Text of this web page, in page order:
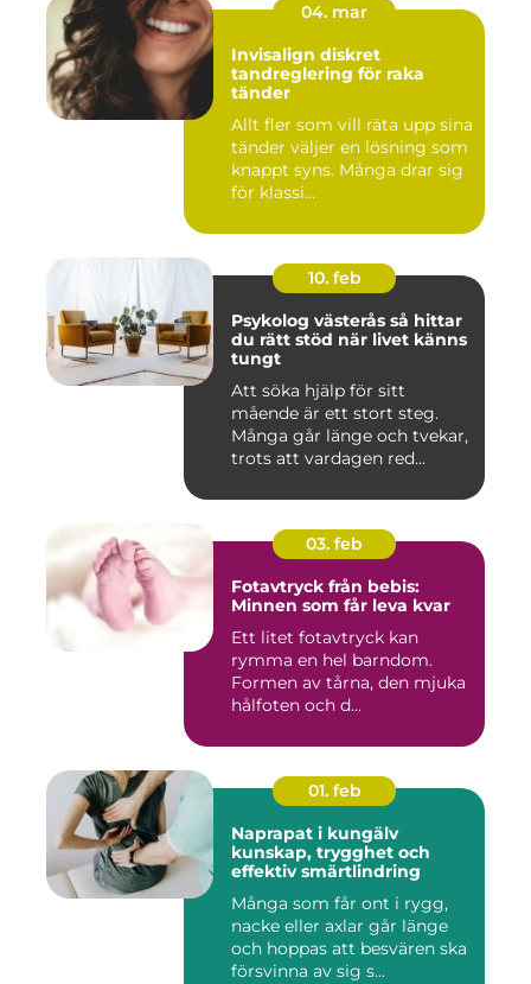
04. mar
Invisalign diskret
tandreglering för raka
tänder
Allt fler som vill räta upp sina
tänder väljer en lösning som
knappt syns. Många drar sig
för klassi...
10. feb
Psykolog västerås så hittar
du rätt stöd när livet känns
tungt
Att söka hjälp för sitt
mående är ett stort steg.
Många går länge och tvekar,
trots att vardagen red...
03. feb
Fotavtryck från bebis:
Minnen som får leva kvar
Ett litet fotavtryck kan
rymma en hel barndom.
Formen av tårna, den mjuka
hålfoten och d...
01. feb
Naprapat i kungälv
kunskap, trygghet och
effektiv smärtlindring
Många som får ont i rygg,
nacke eller axlar går länge
och hoppas att besvären ska
försvinna av sig s...